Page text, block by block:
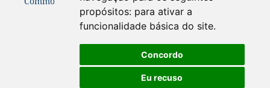
propósitos: para ativar a
funcionalidade básica do site.
Concordo
Eu recuso